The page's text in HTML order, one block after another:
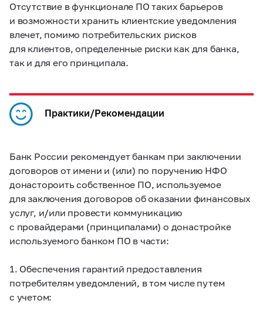
Отсутствие в функционале ПО таких барьеров
и возможности хранить клиентские уведомления
влечет, помимо потребительских рисков
для клиентов, определенные риски как для банка,
так и для его принципала.
Практики/Рекомендации
Банк России рекомендует банкам при заключении
договоров от имени и (или) по поручению НФО
донастороить собственное ПО, используемое
для заключения договоров об оказании финансовых
услуг, и/или провести коммуникацию
с провайдерами (принципалами) о донастройке
используемого банком ПО в части:
1. Обеспечения гарантий предоставления
потребителям уведомлений, в том числе путем
с учетом: